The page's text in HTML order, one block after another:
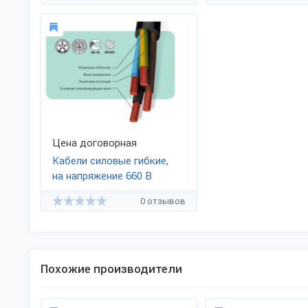
Цена договорная
Кабели силовые гибкие,
на напряжение 660 В
0 отзывов
Похожие производители